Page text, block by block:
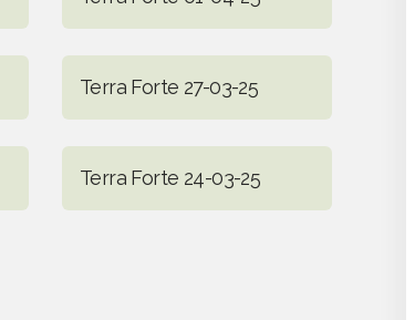
Terra Forte 27-03-25
Terra Forte 24-03-25